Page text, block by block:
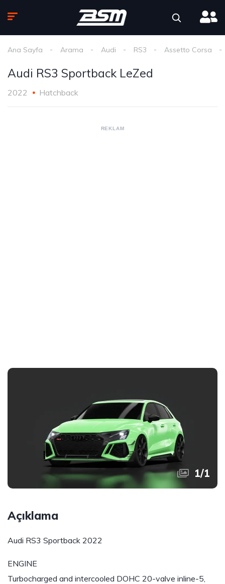
Ana Sayfa Arama Audi RS3 Assetto Corsa
Audi RS3 Sportback LeZed
2022 Hatchback
REKLAM
1/1
Açıklama
Audi RS3 Sportback 2022
ENGINE
Turbocharged and intercooled DOHC 20-valve inline-5,